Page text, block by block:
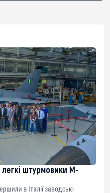
легкі штурмовики M-
в Італії заводські